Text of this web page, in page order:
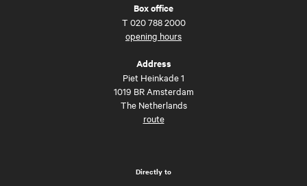
Box office
T 020 788 2000
opening hours
Address
Piet Heinkade 1
1019 BR Amsterdam
The Netherlands
route
Directly to